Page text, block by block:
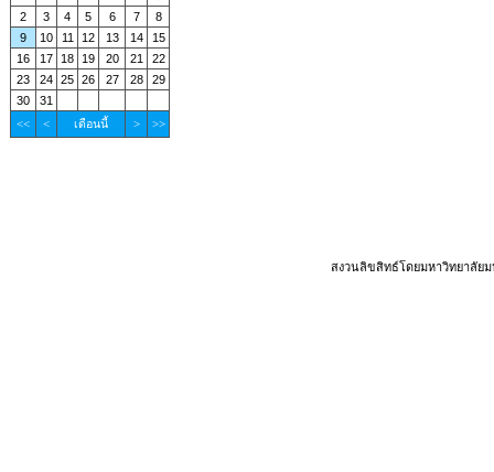
2
3 4 5 6 7
8
9
10 11 12 13 14
15
16
17 18 19 20 21
22
23
24 25 26 27 28
29
30
31
<< < เดือนนี้ > >>
สงวนลิขสิทธ์โดยมหาวิทยาลั